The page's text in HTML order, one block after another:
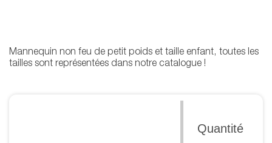
Quantité
Mannequin non feu de petit poids et taille enfant, toutes les
tailles sont représentées dans notre catalogue !